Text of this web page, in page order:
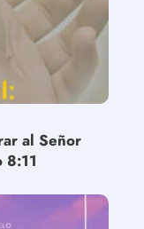
al Señor
8:11